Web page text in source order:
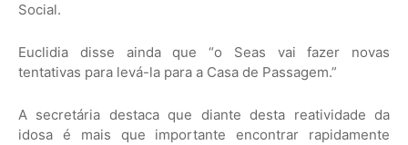
Social.
Euclidia disse ainda que “o Seas vai fazer novas
tentativas para levá-la para a Casa de Passagem.”
A secretária destaca que diante desta reatividade da
idosa é mais que importante encontrar rapidamente